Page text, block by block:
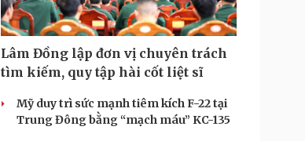
Lâm Đồng lập đơn vị chuyên trách
tìm kiếm, quy tập hài cốt liệt sĩ
Mỹ duy trì sức mạnh tiêm kích F-22 tại
Trung Đông bằng “mạch máu” KC-135